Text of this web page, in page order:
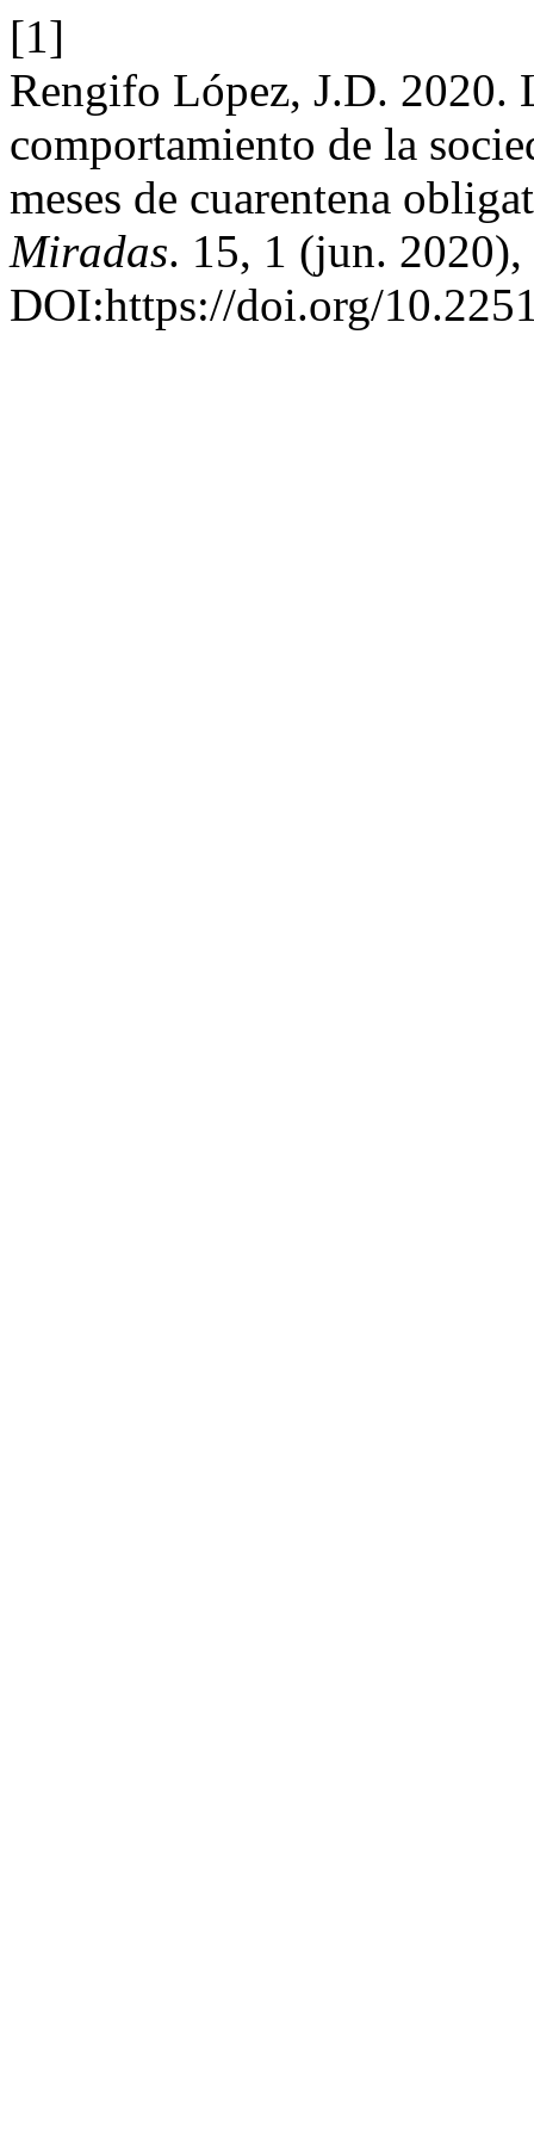
[1]
Rengifo López, J.D. 2020.
comportamiento de la
meses de cuarentena
Miradas. 15, 1 (jun.
DOI:https://doi.org/